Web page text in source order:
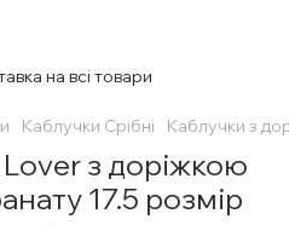
на всі товари
Каблучки Срібні Каблучки з
з доріжкою
17.5 розмір